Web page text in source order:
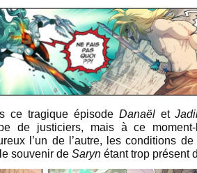
ce tragique épisode Danaëlet
de justiciers, mais à ce
l’un de l’autre, les conditions
souvenir de Saryn étant trop présent